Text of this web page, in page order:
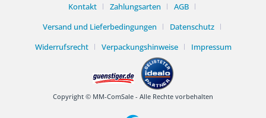
Kontakt Zahlungsarten
AGB
Versand und Lieferbedingungen
Datenschutz
Widerrufsrecht
Verpackungshinweise Impressum
Copyright © MM-ComSale - Alle Rechte vorbehalten